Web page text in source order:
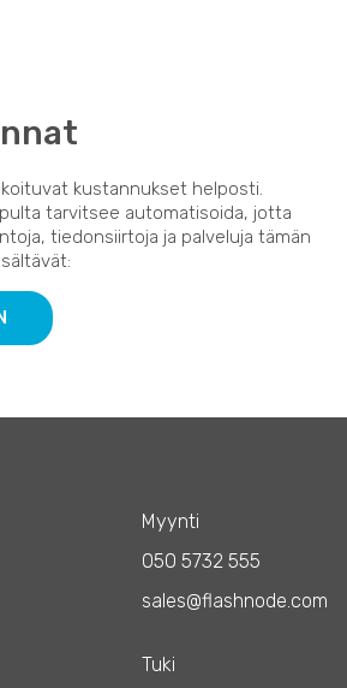
kustannukset helposti.
tarvitsee automatisoida, jotta
tiedonsiirtoja ja palveluja tämän
Myynti
050 5732 555
sales@flashnode.com
Tuki